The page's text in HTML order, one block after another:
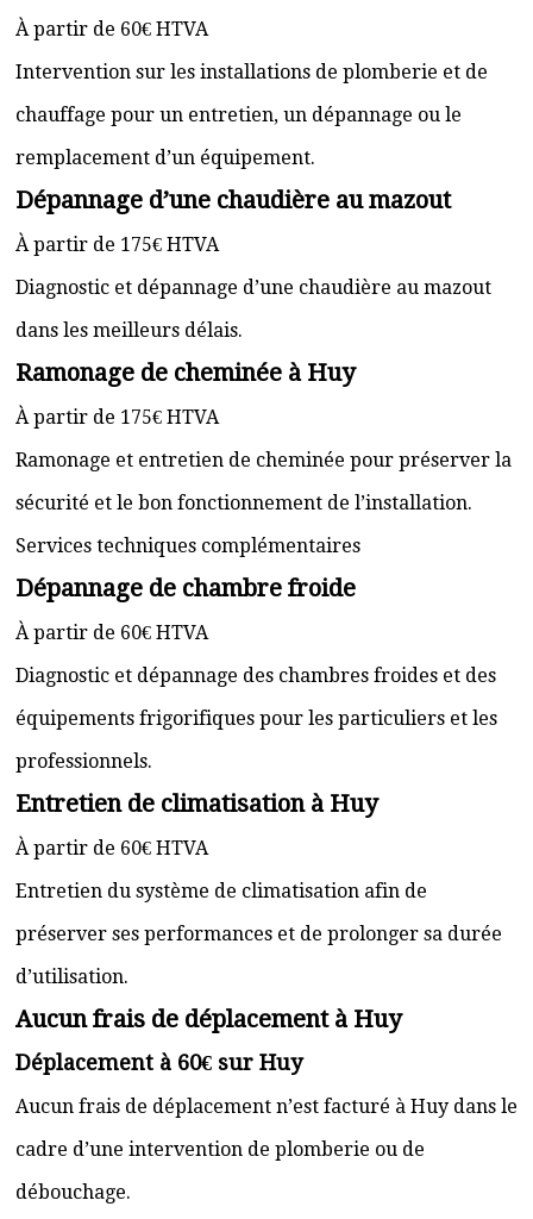
À partir de 60€ HTVA
Intervention sur les installations de plomberie et de
chauffage pour un entretien, un dépannage ou le
remplacement d’un équipement.
Dépannage d’une chaudière au mazout
À partir de 175€ HTVA
Diagnostic et dépannage d’une chaudière au mazout
dans les meilleurs délais.
Ramonage de cheminée à Huy
À partir de 175€ HTVA
Ramonage et entretien de cheminée pour préserver la
sécurité et le bon fonctionnement de l’installation.
Services techniques complémentaires
Dépannage de chambre froide
À partir de 60€ HTVA
Diagnostic et dépannage des chambres froides et des
équipements frigorifiques pour les particuliers et les
professionnels.
Entretien de climatisation à Huy
À partir de 60€ HTVA
Entretien du système de climatisation afin de
préserver ses performances et de prolonger sa durée
d’utilisation.
Aucun frais de déplacement à Huy
Déplacement à 60€ sur Huy
Aucun frais de déplacement n’est facturé à Huy dans le
cadre d’une intervention de plomberie ou de
débouchage.